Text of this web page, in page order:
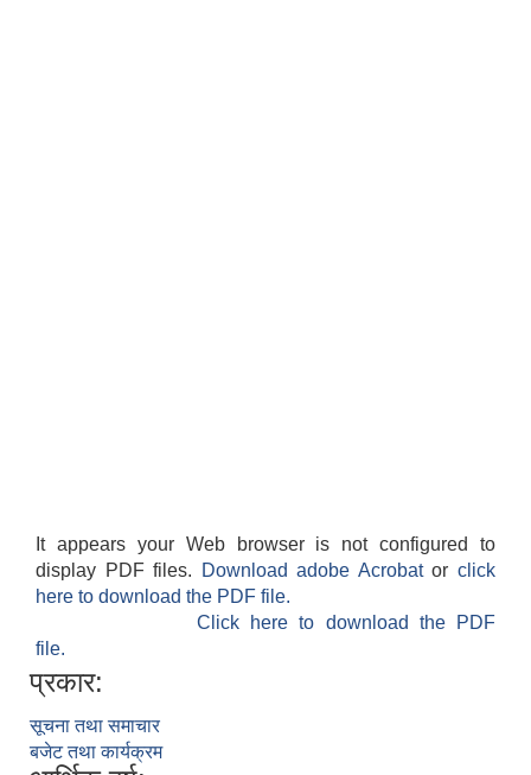
It appears your Web browser is not configured to
display PDF files.
Download adobe Acrobatorclick
here to download the PDF file.
Click here to download the PDF
file.
प्रकार:
सूचना तथा समाचार
बजेट तथा कार्यक्रम